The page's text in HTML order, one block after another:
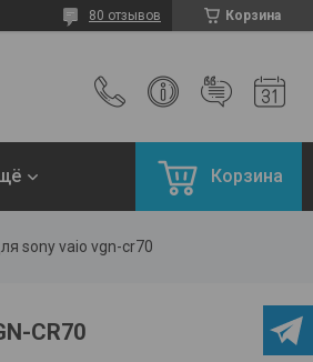
Корзина
80 отзывов
Корзина
sony vaio vgn-cr70
CR70